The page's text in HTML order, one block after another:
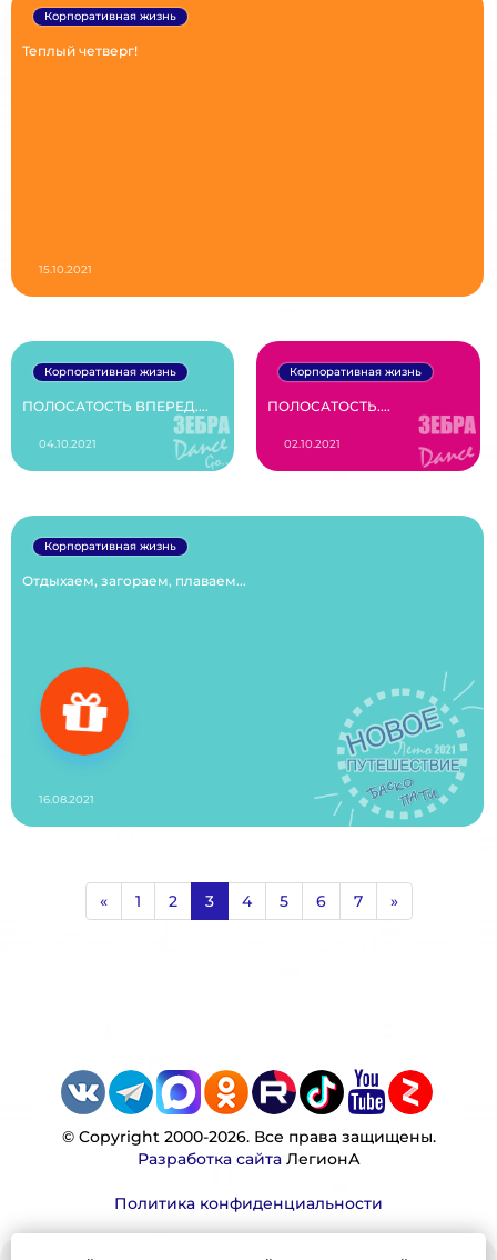
Теплый четверг!
Корпоративная жизнь
15.10.2021
ПОЛОСАТОСТЬ ВПЕРЕД....
Корпоративная жизнь
04.10.2021
ПОЛОСАТОСТЬ....
Корпоративная жизнь
02.10.2021
Отдыхаем, загораем, плаваем...
Корпоративная жизнь
16.08.2021
« 1 2 3 4 5 6 7 »
© Copyright 2000-2026. Все права защищены.
Разработка сайтаЛегионА
Политика конфиденциальности